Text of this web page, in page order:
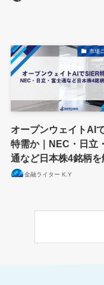
市場
オープンウェイトAI
特需か｜NEC・日立
通など日本株4銘柄を
金融ライター K.Y